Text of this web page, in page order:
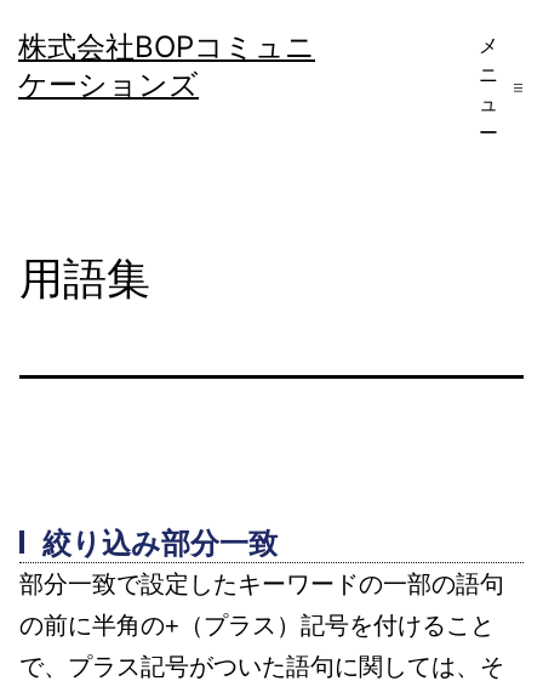
ン
テ
株式会社BOPコミュニ
ケーションズ
メ
ニ
ュ
ー
用語集
絞り込み部分一致
部分一致で設定したキーワードの一部の語句
の前に半角の+（プラス）記号を付けること
で、プラス記号がついた語句に関しては、そ